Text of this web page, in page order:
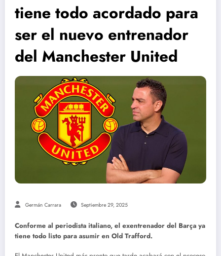
tiene todo acordado para
ser el nuevo entrenador
del Manchester United
Germán Carrara Septiembre 29, 2025
Conforme al periodista italiano, el exentrenador del Barça ya
tiene todo listo para asumir en Old Trafford.